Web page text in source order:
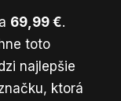
69,99 €.
toto
najlepšie
ktorá